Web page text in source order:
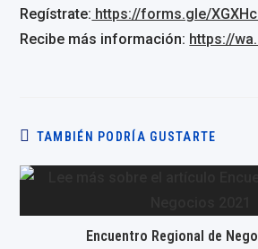
Regístrate: https://forms.gle/
Recibe más información: https://
TAMBIÉN PODRÍA GUSTARTE
Encuentro Regional de